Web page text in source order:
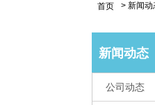
首页 > 新闻动
新闻动态
公司动态